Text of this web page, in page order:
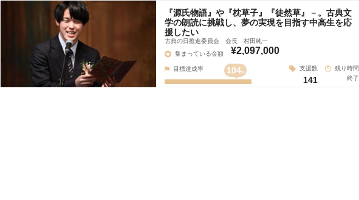
『源氏物語』や『枕草子』『徒然草』－。古典文
学の朗読に挑戦し、夢の実現を目指す中高生を応
援したい
古典の日推進委員会 会長 村田純一
集まっている金額
¥2,097,000
目標達成率 104%
支援数
141
残り時間
終了